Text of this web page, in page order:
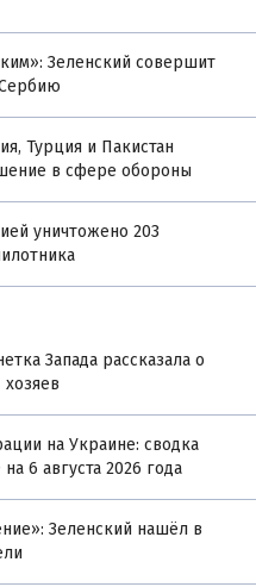
Зеленский совершит
Турция и Пакистан
в сфере обороны
уничтожено 203
Запада рассказала о
на Украине: сводка
6 августа 2026 года
Зеленский нашёл в